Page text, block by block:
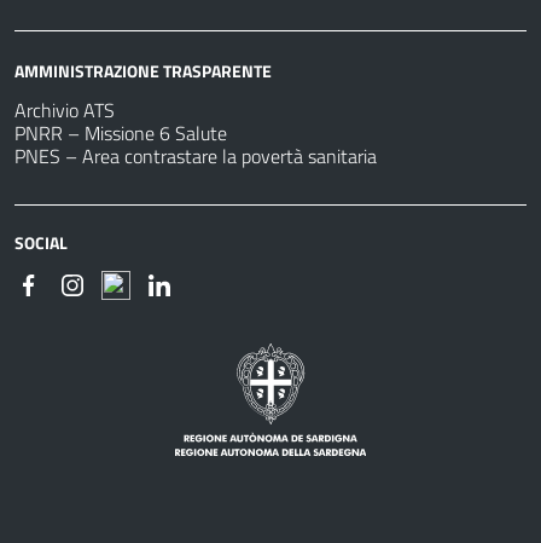
AMMINISTRAZIONE TRASPARENTE
Archivio ATS
PNRR – Missione 6 Salute
PNES – Area contrastare la povertà sanitaria
SOCIAL